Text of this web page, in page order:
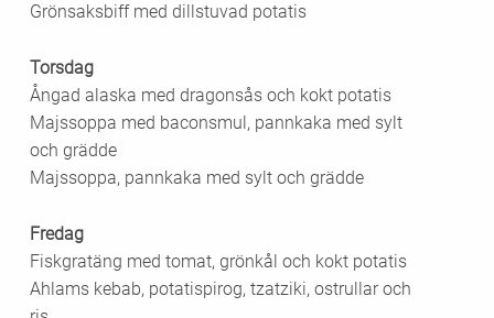
Grönsaksbiff med dillstuvad potatis
Torsdag
Ångad alaska med dragonsås och kokt potatis
Majssoppa med baconsmul, pannkaka med sylt
och grädde
Majssoppa, pannkaka med sylt och grädde
Fredag
Fiskgratäng med tomat, grönkål och kokt potatis
Ahlams kebab, potatispirog, tzatziki, ostrullar och